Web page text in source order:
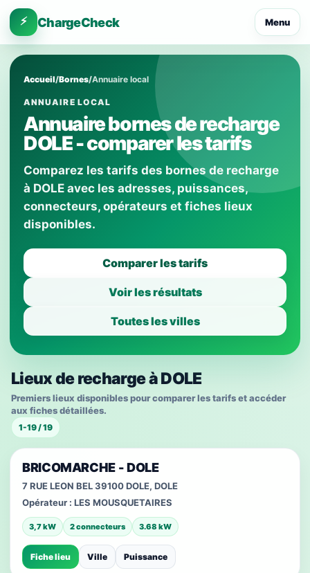
⚡ ChargeCheck Menu
Accueil/Bornes/Annuaire local
ANNUAIRE LOCAL
Annuaire bornes de recharge
DOLE - comparer les tarifs
Comparez les tarifs des bornes de recharge
à DOLE avec les adresses, puissances,
connecteurs, opérateurs et fiches lieux
disponibles.
Comparer les tarifs
Voir les résultats
Toutes les villes
Lieux de recharge à DOLE
Premiers lieux disponibles pour comparer les tarifs et accéder
aux fiches détaillées.
1-19 / 19
BRICOMARCHE - DOLE
7 RUE LEON BEL 39100 DOLE, DOLE
Opérateur : LES MOUSQUETAIRES
3,7 kW 2 connecteurs 3.68 kW
Fiche lieu Ville Puissance